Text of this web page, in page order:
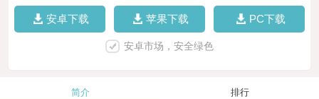
安卓下载 苹果下载 PC下载
安卓市场，安全绿色
简介 排行